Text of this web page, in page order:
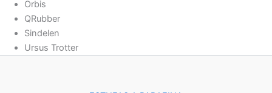
Orbis
QRubber
Sindelen
Ursus Trotter